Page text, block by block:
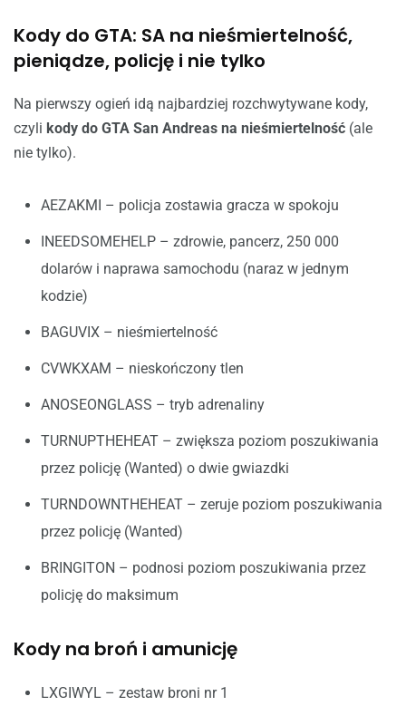
Kody do GTA: SA na nieśmiertelność,
pieniądze, policję i nie tylko
Na pierwszy ogień idą najbardziej rozchwytywane kody,
czyli kody do GTA San Andreas na nieśmiertelność (ale
nie tylko).
AEZAKMI – policja zostawia gracza w spokoju
INEEDSOMEHELP – zdrowie, pancerz, 250 000
dolarów i naprawa samochodu (naraz w jednym
kodzie)
BAGUVIX – nieśmiertelność
CVWKXAM – nieskończony tlen
ANOSEONGLASS – tryb adrenaliny
TURNUPTHEHEAT – zwiększa poziom poszukiwania
przez policję (Wanted) o dwie gwiazdki
TURNDOWNTHEHEAT – zeruje poziom poszukiwania
przez policję (Wanted)
BRINGITON – podnosi poziom poszukiwania przez
policję do maksimum
Kody na broń i amunicję
LXGIWYL – zestaw broni nr 1